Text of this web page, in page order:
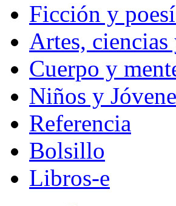
Ficción y
Artes,
Cuerpo y
Niños y
Referencia
Bolsillo
Libros-e